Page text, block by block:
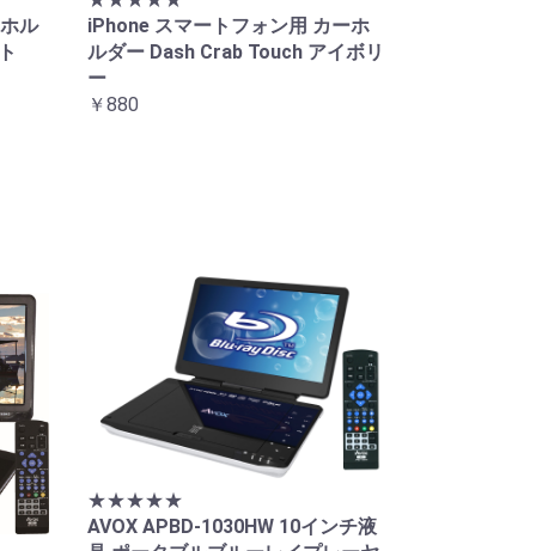
ル
iPhone スマートフォン用 カーホ
ルダー Dash Crab Touch アイボリ
ー
￥880
★★★★★
AVOX APBD-1030HW 10インチ液